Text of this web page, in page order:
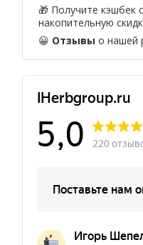
🎁 Получите кэшбек
накопительную
😀 Отзывы о нашей